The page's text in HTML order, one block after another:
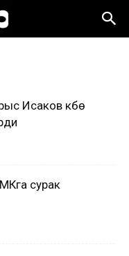
Исаков күбө
сурак